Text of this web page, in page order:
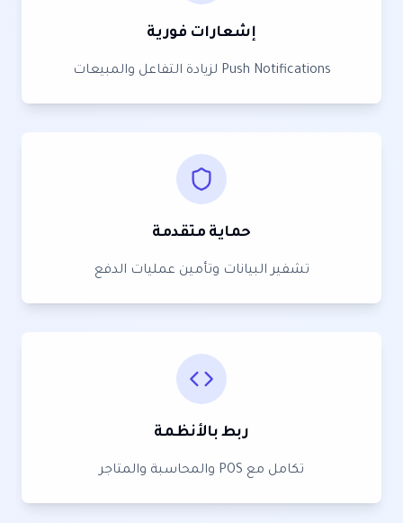
إشعارات فورية
Push Notifications لزيادة التفاعل والمبيعات
حماية متقدمة
تشفير البيانات وتأمين عمليات الدفع
ربط بالأنظمة
تكامل مع POS والمحاسبة والمتاجر